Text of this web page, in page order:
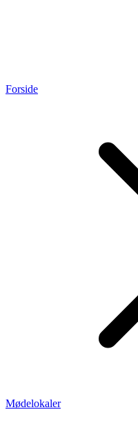
Forside
Mødelokaler